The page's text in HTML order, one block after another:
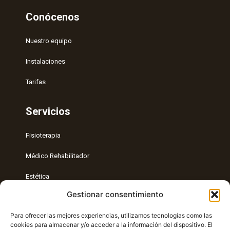
Gestionar consentimiento
Para ofrecer las mejores experiencias, utilizamos tecnologías como las
cookies para almacenar y/o acceder a la información del dispositivo. El
Conócenos
Nuestro equipo
Instalaciones
Tarifas
Servicios
Fisioterapia
Médico Rehabilitador
Estética
Entrenamiento Personal
Radiología intervencionista